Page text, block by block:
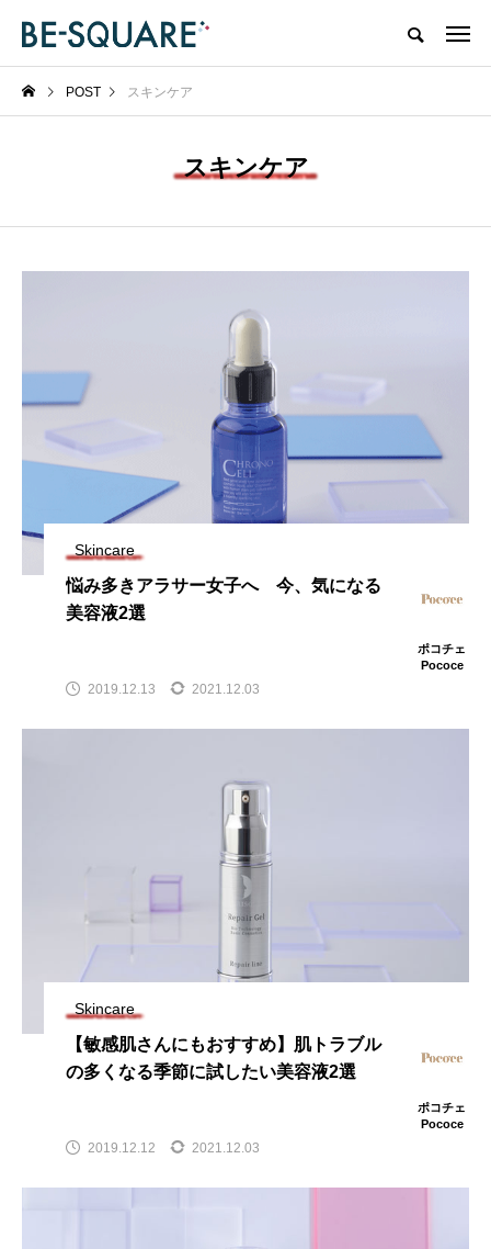
POST スキンケア
スキンケア
Skincare
悩み多きアラサー女子へ 今、気になる
美容液2選
ポコチェ
Pococe
2019.12.13 2021.12.03
Skincare
【敏感肌さんにもおすすめ】肌トラブル
の多くなる季節に試したい美容液2選
ポコチェ
Pococe
2019.12.12 2021.12.03